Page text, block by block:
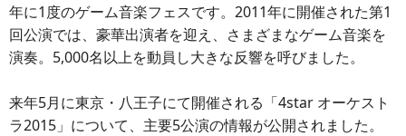
年に1度のゲーム音楽フェスです。2011年に開催された第1
回公演では、豪華出演者を迎え、さまざまなゲーム音楽を
演奏。5,000名以上を動員し大きな反響を呼びました。
来年5月に東京・八王子にて開催される「4star オーケスト
ラ2015」について、主要5公演の情報が公開されました。